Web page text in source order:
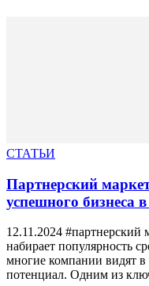
СТАТЬИ
Партнерский
успешного бизнеса
12.11.2024 #партнерский
набирает популярность
многие компании видят
потенциал. Одним из